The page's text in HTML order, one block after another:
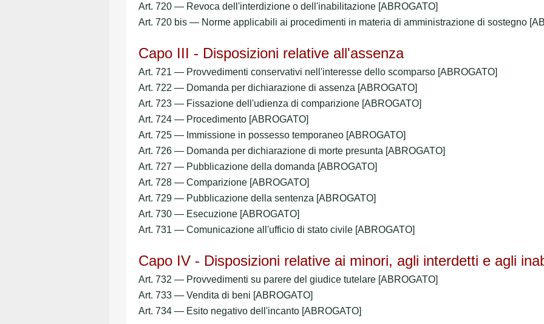
Art. 720 — Revoca dell'interdizione o dell'inabilitazione [ABROGATO]
Art. 720 bis — Norme applicabili ai procedimenti in materia di amministrazione di sostegno
Capo III - Disposizioni relative all'assenza
Art. 721 — Provvedimenti conservativi nell'interesse dello scomparso [ABROGATO]
Art. 722 — Domanda per dichiarazione di assenza [ABROGATO]
Art. 723 — Fissazione dell'udienza di comparizione [ABROGATO]
Art. 724 — Procedimento [ABROGATO]
Art. 725 — Immissione in possesso temporaneo [ABROGATO]
Art. 726 — Domanda per dichiarazione di morte presunta [ABROGATO]
Art. 727 — Pubblicazione della domanda [ABROGATO]
Art. 728 — Comparizione [ABROGATO]
Art. 729 — Pubblicazione della sentenza [ABROGATO]
Art. 730 — Esecuzione [ABROGATO]
Art. 731 — Comunicazione all'ufficio di stato civile [ABROGATO]
Capo IV - Disposizioni relative ai minori, agli interdetti e agli
Art. 732 — Provvedimenti su parere del giudice tutelare [ABROGATO]
Art. 733 — Vendita di beni [ABROGATO]
Art. 734 — Esito negativo dell'incanto [ABROGATO]